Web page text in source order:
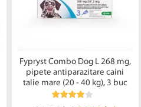
Fypryst Combo Dog L 268 mg,
pipete antiparazitare caini
talie mare (20 - 40 kg), 3 buc